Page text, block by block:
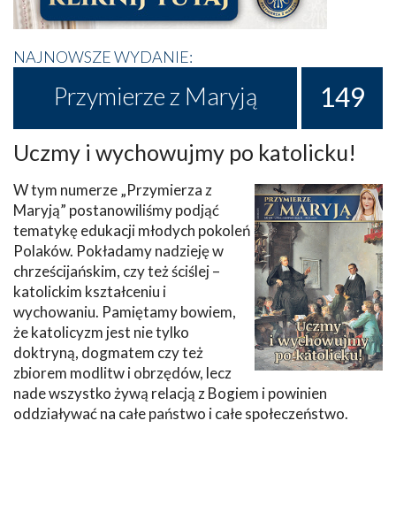
NAJNOWSZE WYDANIE:
Przymierze z Maryją 149
Uczmy i wychowujmy po katolicku!
W tym numerze „Przymierza z
Maryją” postanowiliśmy podjąć
tematykę edukacji młodych pokoleń
Polaków. Pokładamy nadzieję w
chrześcijańskim, czy też ściślej –
katolickim kształceniu i
wychowaniu. Pamiętamy bowiem,
że katolicyzm jest nie tylko
doktryną, dogmatem czy też
zbiorem modlitw i obrzędów, lecz
nade wszystko żywą relacją z Bogiem i powinien
oddziaływać na całe państwo i całe społeczeństwo.